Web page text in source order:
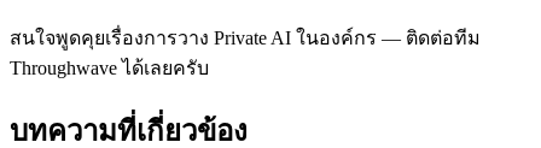
สนใจพูดคุยเรื่องการวาง Private AI ในองค์กร — ติดต่อทีม
Throughwave ได้เลยครับ
บทความที่เกี่ยวข้อง